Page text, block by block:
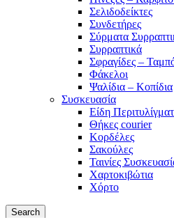
Σελιδοδείκτες
Συνδετήρες
Σύρματα
Συρραπτικά
Σφραγίδες –
Φάκελοι
Ψαλίδια – Κοπίδια
Συσκευασία
Είδη
Θήκες courier
Κορδέλες
Σακούλες
Ταινίες
Χαρτοκιβώτια
Χόρτο
Search